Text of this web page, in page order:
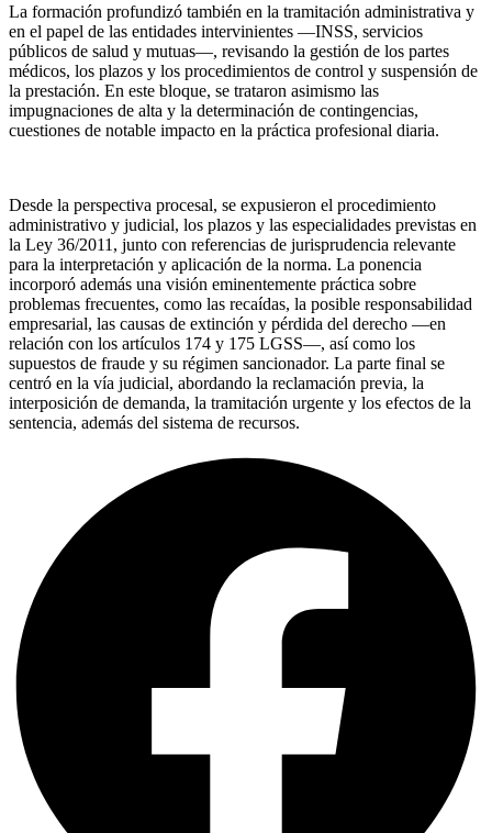
La formación profundizó también en la tramitación administrativa y
en el papel de las entidades intervinientes —INSS, servicios
públicos de salud y mutuas—, revisando la gestión de los partes
médicos, los plazos y los procedimientos de control y suspensión de
la prestación. En este bloque, se trataron asimismo las
impugnaciones de alta y la determinación de contingencias,
cuestiones de notable impacto en la práctica profesional diaria.
Desde la perspectiva procesal, se expusieron el procedimiento
administrativo y judicial, los plazos y las especialidades previstas en
la Ley 36/2011, junto con referencias de jurisprudencia relevante
para la interpretación y aplicación de la norma. La ponencia
incorporó además una visión eminentemente práctica sobre
problemas frecuentes, como las recaídas, la posible responsabilidad
empresarial, las causas de extinción y pérdida del derecho —en
relación con los artículos 174 y 175 LGSS—, así como los
supuestos de fraude y su régimen sancionador. La parte final se
centró en la vía judicial, abordando la reclamación previa, la
interposición de demanda, la tramitación urgente y los efectos de la
sentencia, además del sistema de recursos.